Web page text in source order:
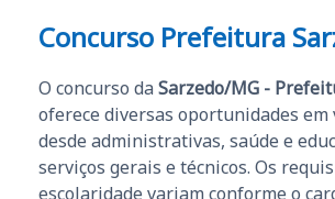
Concurso Prefeitura
O concurso da Sarzedo/MG -
oferece diversas oportunidades em
desde administrativas, saúde e
serviços gerais e técnicos. Os
escolaridade variam conforme o